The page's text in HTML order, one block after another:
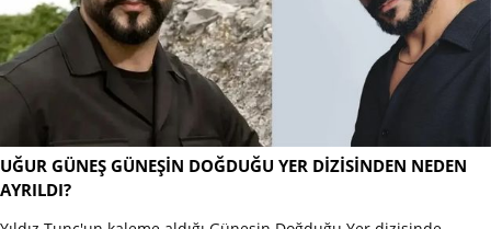
UĞUR GÜNEŞ GÜNEŞİN DOĞDUĞU YER DİZİSİNDEN NEDEN
AYRILDI?